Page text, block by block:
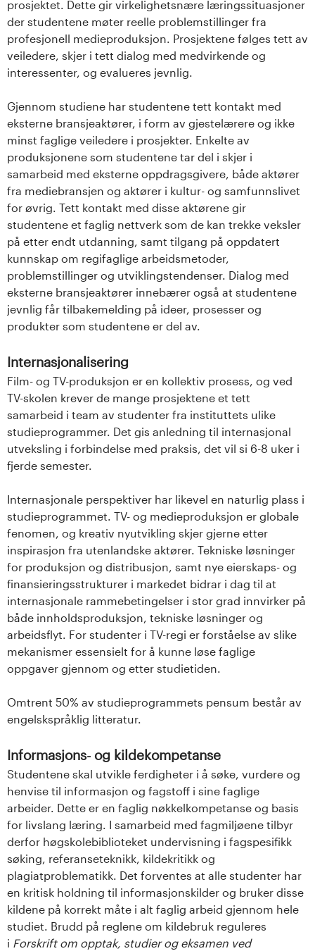
prosjektet. Dette gir virkelighetsnære læringssituasjoner
der studentene møter reelle problemstillinger fra
profesjonell medieproduksjon. Prosjektene følges tett av
veiledere, skjer i tett dialog med medvirkende og
interessenter, og evalueres jevnlig.
Gjennom studiene har studentene tett kontakt med
eksterne bransjeaktører, i form av gjestelærere og ikke
minst faglige veiledere i prosjekter. Enkelte av
produksjonene som studentene tar del i skjer i
samarbeid med eksterne oppdragsgivere, både aktører
fra mediebransjen og aktører i kultur- og samfunnslivet
for øvrig. Tett kontakt med disse aktørene gir
studentene et faglig nettverk som de kan trekke veksler
på etter endt utdanning, samt tilgang på oppdatert
kunnskap om regifaglige arbeidsmetoder,
problemstillinger og utviklingstendenser. Dialog med
eksterne bransjeaktører innebærer også at studentene
jevnlig får tilbakemelding på ideer, prosesser og
produkter som studentene er del av.
Internasjonalisering
Film- og TV-produksjon er en kollektiv prosess, og ved
TV-skolen krever de mange prosjektene et tett
samarbeid i team av studenter fra instituttets ulike
studieprogrammer. Det gis anledning til internasjonal
utveksling i forbindelse med praksis, det vil si 6-8 uker i
fjerde semester.
Internasjonale perspektiver har likevel en naturlig plass i
studieprogrammet. TV- og medieproduksjon er globale
fenomen, og kreativ nyutvikling skjer gjerne etter
inspirasjon fra utenlandske aktører. Tekniske løsninger
for produksjon og distribusjon, samt nye eierskaps- og
finansieringsstrukturer i markedet bidrar i dag til at
internasjonale rammebetingelser i stor grad innvirker på
både innholdsproduksjon, tekniske løsninger og
arbeidsflyt. For studenter i TV-regi er forståelse av slike
mekanismer essensielt for å kunne løse faglige
oppgaver gjennom og etter studietiden.
Omtrent 50% av studieprogrammets pensum består av
engelskspråklig litteratur.
Informasjons- og kildekompetanse
Studentene skal utvikle ferdigheter i å søke, vurdere og
henvise til informasjon og fagstoff i sine faglige
arbeider. Dette er en faglig nøkkelkompetanse og basis
for livslang læring. I samarbeid med fagmiljøene tilbyr
derfor høgskolebiblioteket undervisning i fagspesifikk
søking, referanseteknikk, kildekritikk og
plagiatproblematikk. Det forventes at alle studenter har
en kritisk holdning til informasjonskilder og bruker disse
kildene på korrekt måte i alt faglig arbeid gjennom hele
studiet. Brudd på reglene om kildebruk reguleres
i Forskrift om opptak, studier og eksamen ved